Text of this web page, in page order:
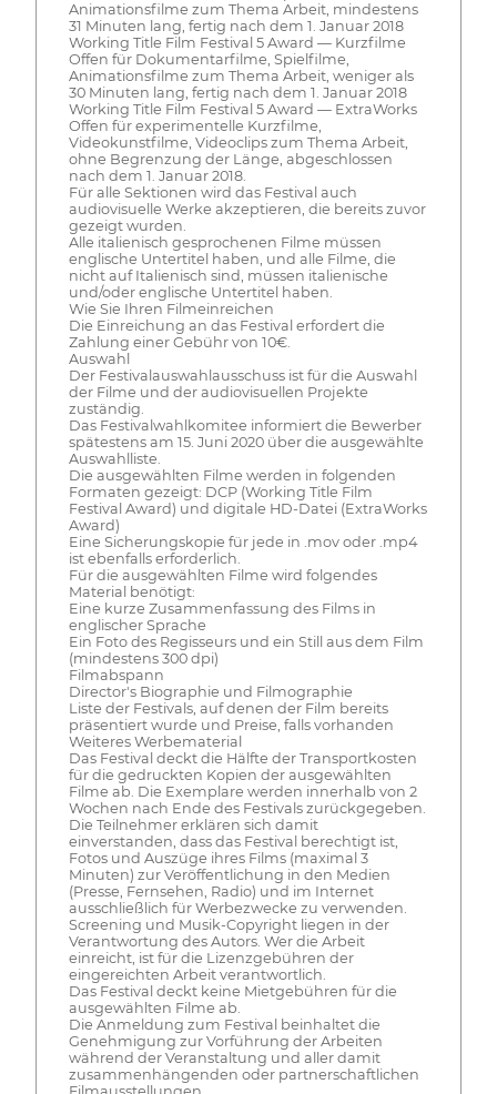
Animationsfilme zum Thema Arbeit, mindestens
31 Minuten lang, fertig nach dem 1. Januar 2018
Working Title Film Festival 5 Award — Kurzfilme
Offen für Dokumentarfilme, Spielfilme,
Animationsfilme zum Thema Arbeit, weniger als
30 Minuten lang, fertig nach dem 1. Januar 2018
Working Title Film Festival 5 Award — ExtraWorks
Offen für experimentelle Kurzfilme,
Videokunstfilme, Videoclips zum Thema Arbeit,
ohne Begrenzung der Länge, abgeschlossen
nach dem 1. Januar 2018.
Für alle Sektionen wird das Festival auch
audiovisuelle Werke akzeptieren, die bereits zuvor
gezeigt wurden.
Alle italienisch gesprochenen Filme müssen
englische Untertitel haben, und alle Filme, die
nicht auf Italienisch sind, müssen italienische
und/oder englische Untertitel haben.
Wie Sie Ihren Filmeinreichen
Die Einreichung an das Festival erfordert die
Zahlung einer Gebühr von 10€.
Auswahl
Der Festivalauswahlausschuss ist für die Auswahl
der Filme und der audiovisuellen Projekte
zuständig.
Das Festivalwahlkomitee informiert die Bewerber
spätestens am 15. Juni 2020 über die ausgewählte
Auswahlliste.
Die ausgewählten Filme werden in folgenden
Formaten gezeigt: DCP (Working Title Film
Festival Award) und digitale HD-Datei (ExtraWorks
Award)
Eine Sicherungskopie für jede in .mov oder .mp4
ist ebenfalls erforderlich.
Für die ausgewählten Filme wird folgendes
Material benötigt:
Eine kurze Zusammenfassung des Films in
englischer Sprache
Ein Foto des Regisseurs und ein Still aus dem Film
(mindestens 300 dpi)
Filmabspann
Director's Biographie und Filmographie
Liste der Festivals, auf denen der Film bereits
präsentiert wurde und Preise, falls vorhanden
Weiteres Werbematerial
Das Festival deckt die Hälfte der Transportkosten
für die gedruckten Kopien der ausgewählten
Filme ab. Die Exemplare werden innerhalb von 2
Wochen nach Ende des Festivals zurückgegeben.
Die Teilnehmer erklären sich damit
einverstanden, dass das Festival berechtigt ist,
Fotos und Auszüge ihres Films (maximal 3
Minuten) zur Veröffentlichung in den Medien
(Presse, Fernsehen, Radio) und im Internet
ausschließlich für Werbezwecke zu verwenden.
Screening und Musik-Copyright liegen in der
Verantwortung des Autors. Wer die Arbeit
einreicht, ist für die Lizenzgebühren der
eingereichten Arbeit verantwortlich.
Das Festival deckt keine Mietgebühren für die
ausgewählten Filme ab.
Die Anmeldung zum Festival beinhaltet die
Genehmigung zur Vorführung der Arbeiten
während der Veranstaltung und aller damit
zusammenhängenden oder partnerschaftlichen